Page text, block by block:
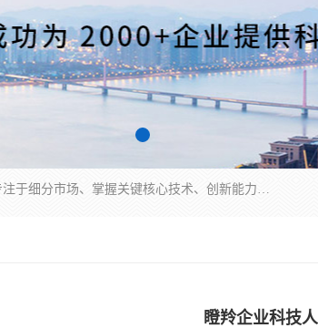
“专精特新”中小企业是指经省工业和信息化厅认定，专注于细分市场、掌握关键核心技术、创新能力强、市场占有率高、质量效益优，在专业化、精细化、特色化、新颖化等方面表现突出的中小企业。
瞪羚企业科技